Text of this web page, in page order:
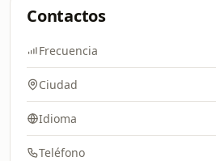
Contactos
Frecuencia
Ciudad
Idioma
Teléfono